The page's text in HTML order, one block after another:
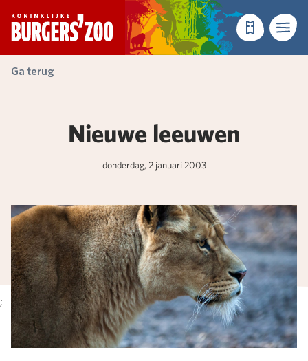
- Homepagina
TicketsMenu
Ga terug
;
Nieuwe leeuwen
donderdag, 2 januari 2003